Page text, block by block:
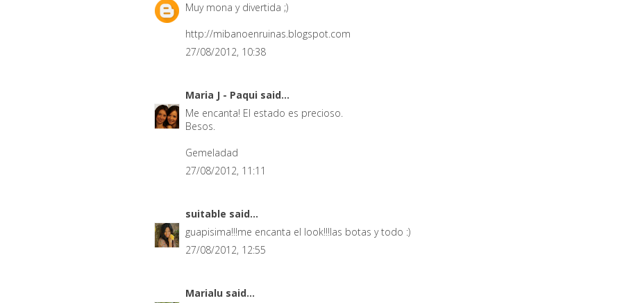
Muy mona y divertida ;)
http://mibanoenruinas.blogspot.com
27/08/2012, 10:38
Maria J - Paqui said...
Me encanta! El estado es precioso.
Besos.
Gemeladad
27/08/2012, 11:11
suitable said...
guapisima!!!me encanta el look!!!las botas y todo :)
27/08/2012, 12:55
Marialu said...